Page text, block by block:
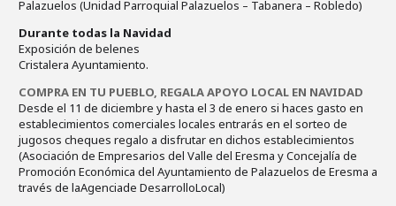
Palazuelos (Unidad Parroquial Palazuelos – Tabanera – Robledo)
Durante todas la Navidad
Exposición de belenes
Cristalera Ayuntamiento.
COMPRA EN TU PUEBLO, REGALA APOYO LOCAL EN NAVIDAD
Desde el 11 de diciembre y hasta el 3 de enero si haces gasto en
establecimientos comerciales locales entrarás en el sorteo de
jugosos cheques regalo a disfrutar en dichos establecimientos
(Asociación de Empresarios del Valle del Eresma y Concejalía de
Promoción Económica del Ayuntamiento de Palazuelos de Eresma a
través de laAgenciade DesarrolloLocal)